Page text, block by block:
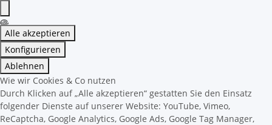
Alle akzeptieren
Konfigurieren
Ablehnen
Wie wir Cookies & Co nutzen
Durch Klicken auf „Alle akzeptieren“ gestatten Sie den Einsatz
folgender Dienste auf unserer Website: YouTube, Vimeo,
ReCaptcha, Google Analytics, Google Ads, Google Tag Manager,